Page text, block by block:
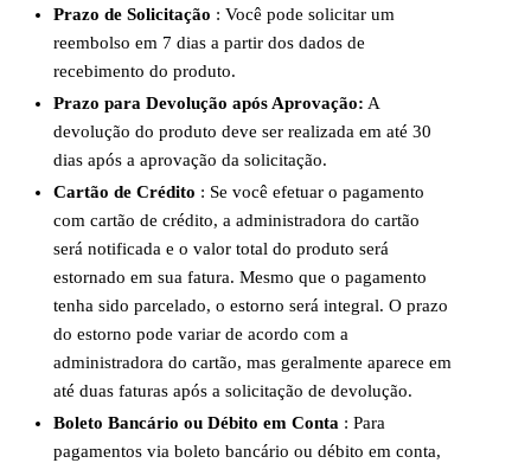
Prazo de Solicitação : Você pode solicitar um
reembolso em 7 dias a partir dos dados de
recebimento do produto.
Prazo para Devolução após Aprovação: A
devolução do produto deve ser realizada em até 30
dias após a aprovação da solicitação.
Cartão de Crédito : Se você efetuar o pagamento
com cartão de crédito, a administradora do cartão
será notificada e o valor total do produto será
estornado em sua fatura. Mesmo que o pagamento
tenha sido parcelado, o estorno será integral. O prazo
do estorno pode variar de acordo com a
administradora do cartão, mas geralmente aparece em
até duas faturas após a solicitação de devolução.
Boleto Bancário ou Débito em Conta : Para
pagamentos via boleto bancário ou débito em conta,